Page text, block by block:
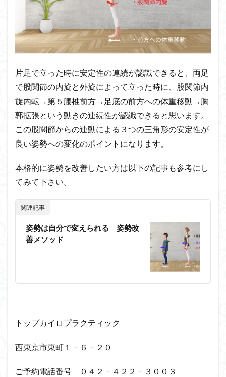
片足で立った時に安定性の連続が認識できると、両足
で股関節の内旋と外旋によって立った時に、股関節内
旋内転→第５腰椎前方→足底の前方への体重移動→胸
郭拡張という動きの連続性が認識できると思います。
この股関節からの連動による３つの三角形の安定性が
良い姿勢への変化のポイントになります。
本格的に姿勢を改善したい方は以下の記事も参考にし
てみて下さい。
関連記事
姿勢は自分で変えられる 姿勢改
善メソッド
トップカイロプラクティック
西東京市東町１－６－２０
ご予約電話番号 ０４２－４２２－３００３